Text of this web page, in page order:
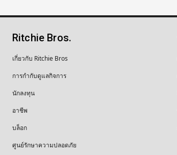
Ritchie Bros.
เกี่ยวกับ Ritchie Bros
การกำกับดูแลกิจการ
นักลงทุน
อาชีพ
บล็อก
ศูนย์รักษาความปลอดภัย